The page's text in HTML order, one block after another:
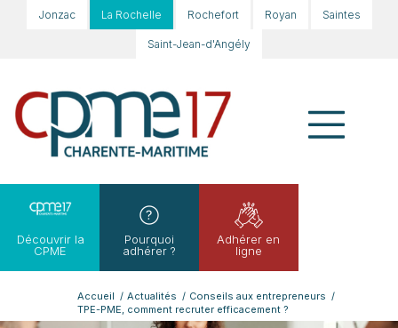
Jonzac La Rochelle Rochefort Royan Saintes
Saint-Jean-d'Angély
Découvrir la
CPME
Pourquoi
adhérer ?
Adhérer en
ligne
Accueil / Actualités / Conseils aux entrepreneurs /
TPE-PME, comment recruter efficacement ?